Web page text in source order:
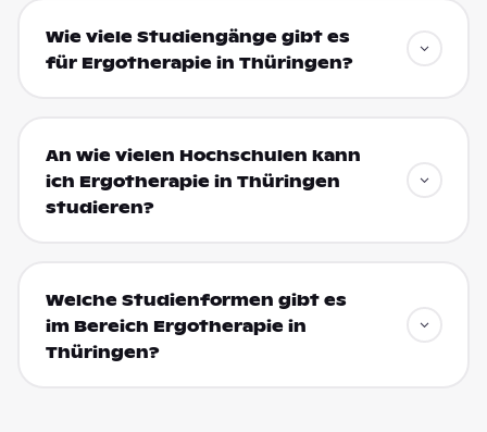
Wie viele Studiengänge gibt es
für Ergotherapie in Thüringen?
An wie vielen Hochschulen kann
ich Ergotherapie in Thüringen
studieren?
Welche Studienformen gibt es
im Bereich Ergotherapie in
Thüringen?